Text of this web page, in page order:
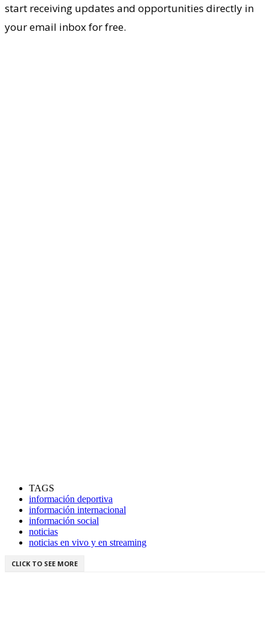
start receiving updates and opportunities directly in
your email inbox for free.
TAGS
información deportiva
información internacional
información social
noticias
noticias en vivo y en streaming
CLICK TO SEE MORE